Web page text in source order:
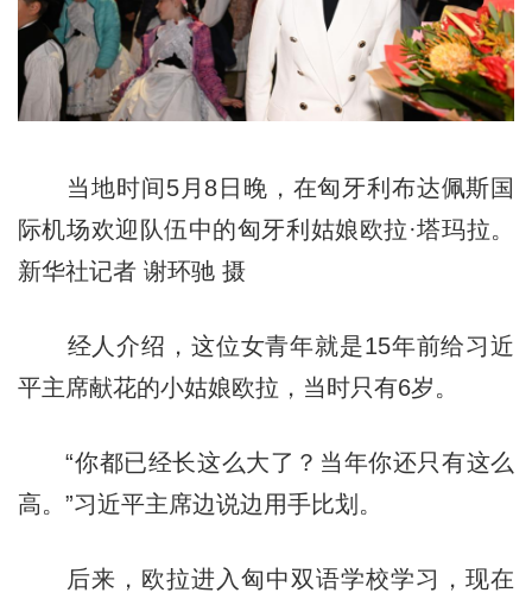
当地时间5月8日晚，在匈牙利布达佩斯国
际机场欢迎队伍中的匈牙利姑娘欧拉·塔玛拉。
新华社记者 谢环驰 摄
经人介绍，这位女青年就是15年前给习近
平主席献花的小姑娘欧拉，当时只有6岁。
“你都已经长这么大了？当年你还只有这么
高。”习近平主席边说边用手比划。
后来，欧拉进入匈中双语学校学习，现在